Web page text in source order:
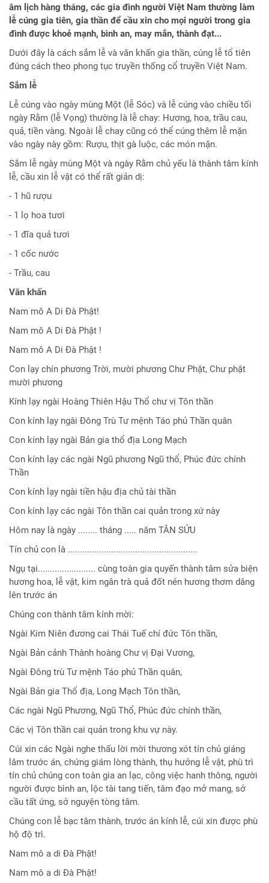
âm lịch hàng tháng, các gia đình người Việt Nam thường làm
lễ cúng gia tiên, gia thần để cầu xin cho mọi người trong gia
đình được khoẻ mạnh, bình an, may mắn, thành đạt...
Dưới đây là cách sắm lễ và văn khấn gia thần, cúng lễ tổ tiên
đúng cách theo phong tục truyền thống cổ truyền Việt Nam.
Sắm lễ
Lễ cúng vào ngày mùng Một (lễ Sóc) và lễ cúng vào chiều tối
ngày Rằm (lễ Vọng) thường là lễ chay: Hương, hoa, trầu cau,
quả, tiền vàng. Ngoài lễ chay cũng có thể cúng thêm lễ mặn
vào ngày này gồm: Rượu, thịt gà luộc, các món mặn.
Sắm lễ ngày mùng Một và ngày Rằm chủ yếu là thành tâm kính
lễ, cầu xin lễ vật có thể rất giản dị:
- 1 hũ rượu
- 1 lọ hoa tươi
- 1 đĩa quả tươi
- 1 cốc nước
- Trầu, cau
Văn khấn
Nam mô A Di Đà Phật!
Nam mô A Di Đà Phật !
Nam mô A Di Đà Phật !
Con lạy chín phương Trời, mười phương Chư Phật, Chư phật
mười phương
Kính lạy ngài Hoàng Thiên Hậu Thổ chư vị Tôn thần
Con kính lạy ngài Đông Trù Tư mệnh Táo phủ Thần quân
Con kính lạy ngài Bản gia thổ địa Long Mạch
Con kính lạy các ngài Ngũ phương Ngũ thổ, Phúc đức chính
Thần
Con kính lạy ngài tiền hậu địa chủ tài thần
Con kính lạy các ngài Tôn thần cai quản trong xứ này
Hôm nay là ngày ........ tháng ..... năm TÂN SỬU
Tín chủ con là ......................................................
Ngụ tại........................ cùng toàn gia quyến thành tâm sửa biện
hương hoa, lễ vật, kim ngân trà quả đốt nén hương thơm dâng
lên trước án
Chúng con thành tâm kính mời:
Ngài Kim Niên đương cai Thái Tuế chí đức Tôn thần,
Ngài Bản cảnh Thành hoàng Chư vị Đại Vương,
Ngài Đông trù Tư mệnh Táo phủ Thần quân,
Ngài Bản gia Thổ địa, Long Mạch Tôn thần,
Các ngài Ngũ Phương, Ngũ Thổ, Phúc đức chính thần,
Các vị Tôn thần cai quản trong khu vự này.
Cúi xin các Ngài nghe thấu lời mời thương xót tín chủ giáng
lâm trước án, chứng giám lòng thành, thụ hưởng lễ vật, phù trì
tín chủ chúng con toàn gia an lạc, công việc hanh thông, người
người được bình an, lộc tài tang tiến, tâm đạo mở mang, sở
cầu tất ứng, sở nguyện tòng tâm.
Chúng con lễ bạc tâm thành, trước án kính lễ, cúi xin được phù
hộ độ trì.
Nam mô a di Đà Phật!
Nam mô a di Đà Phật!